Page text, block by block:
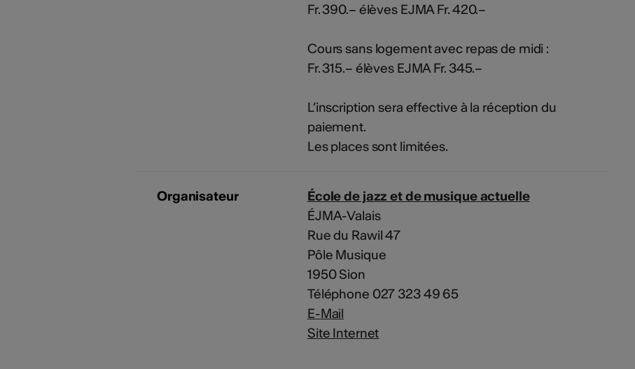
Fr. 390.– élèves EJMA Fr. 420.–
Cours sans logement avec repas de midi :
Fr. 315.– élèves EJMA Fr. 345.–
L’inscription sera effective à la réception du
paiement.
Les places sont limitées.
Organisateur
École de jazz et de musique actuelle
ÉJMA-Valais
Rue du Rawil 47
Pôle Musique
1950 Sion
Téléphone 027 323 49 65
E-Mail
Site Internet